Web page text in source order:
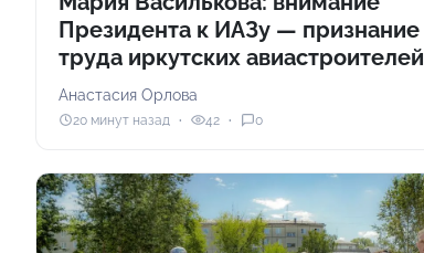
Президента к ИАЗу — признание
труда иркутских авиастроителей
Анастасия Орлова
20 минут назад 42 0